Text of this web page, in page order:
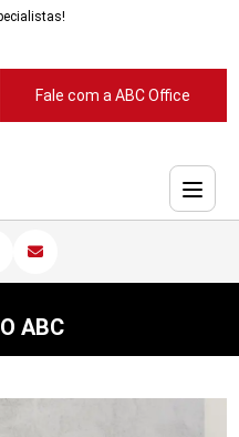
Fale com a ABC Office
ABC
ABC